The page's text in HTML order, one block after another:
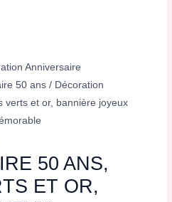
Anniversaire
50 ans / Décoration
verts et or, bannière joyeux
50 ANS,
ET OR,